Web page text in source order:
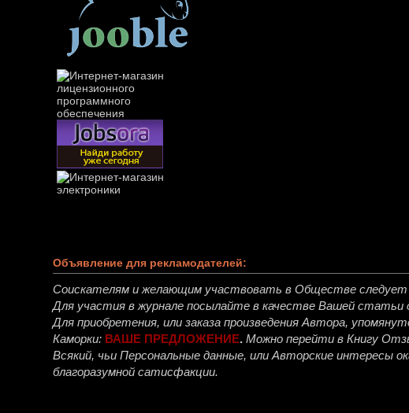
Объявление для рекламодателей:
Соискателям и желающим участвовать в Обществе
Для участия в журнале посылайте в качестве Вашей статьи
Для приобретения, или заказа произведения Автора,
Каморки: ВАШЕ ПРЕДЛОЖЕНИЕ. Можно перейти в Книгу
Всякий, чьи Персональные данные, или Авторские интересы
благоразумной сатисфакции.